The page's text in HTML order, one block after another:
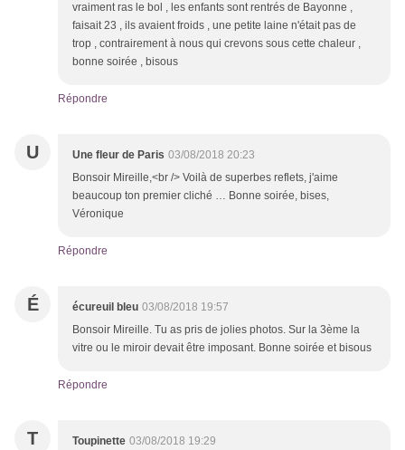
vraiment ras le bol , les enfants sont rentrés de Bayonne ,
faisait 23 , ils avaient froids , une petite laine n'était pas de
trop , contrairement à nous qui crevons sous cette chaleur ,
bonne soirée , bisous
Répondre
U Une fleur de Paris 03/08/2018 20:23
Bonsoir Mireille,<br /> Voilà de superbes reflets, j'aime
beaucoup ton premier cliché … Bonne soirée, bises,
Véronique
Répondre
É écureuil bleu 03/08/2018 19:57
Bonsoir Mireille. Tu as pris de jolies photos. Sur la 3ème la
vitre ou le miroir devait être imposant. Bonne soirée et bisous
Répondre
T Toupinette 03/08/2018 19:29